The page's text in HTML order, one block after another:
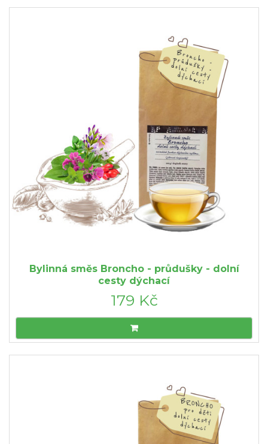
Bylinná směs Broncho - průdušky - dolní
cesty dýchací
179 Kč